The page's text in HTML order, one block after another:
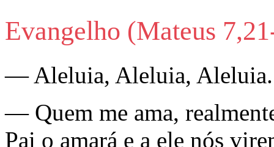
Evangelho (Mateus
— Aleluia, Aleluia, Aleluia.
— Quem me ama,
Pai o amará e a ele nós